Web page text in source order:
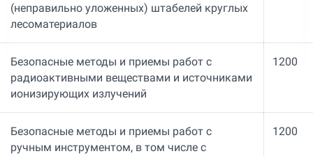
(неправильно уложенных) штабелей круглых
лесоматериалов
Безопасные методы и приемы работ с
радиоактивными веществами и источниками
ионизирующих излучений
1200
Безопасные методы и приемы работ с
ручным инструментом, в том числе с
1200